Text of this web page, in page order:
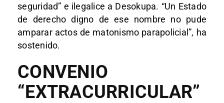
seguridad” e ilegalice a Desokupa. “Un Estado
de derecho digno de ese nombre no pude
amparar actos de matonismo parapolicial”, ha
sostenido.
CONVENIO
“EXTRACURRICULAR”